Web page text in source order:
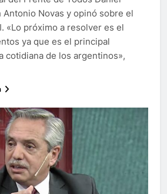
Novas y opinó sobre el
«Lo próximo a resolver es el
ya que es el principal
cotidiana de los argentinos»,